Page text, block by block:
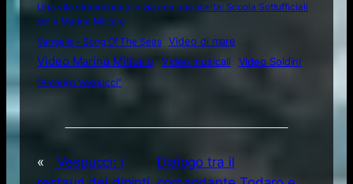
Una vita straordinaria inizia con una scelta: Scuola Sottufficiali
della Marina Militare
Vangelis – Song Of The Seas
Video di mare
Video Marina Militare Video musicali
Video Soldini
“Amerigo Vespucci”
«
Vespucci: i
Dialogo tra il